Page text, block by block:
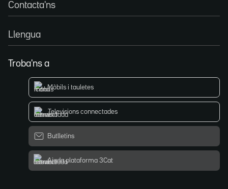
Contacta'ns
Llengua
Troba'ns a
Mòbils i tauletes
Televisions connectades
Butlletins
Ajuda plataforma 3Cat